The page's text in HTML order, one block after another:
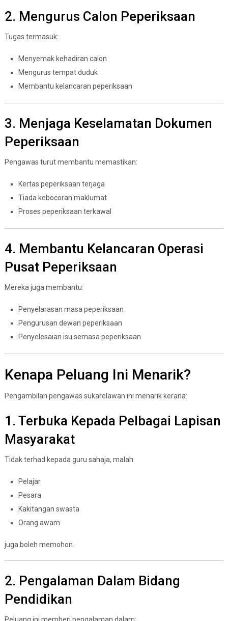
2. Mengurus Calon Peperiksaan
Tugas termasuk:
Menyemak kehadiran calon
Mengurus tempat duduk
Membantu kelancaran peperiksaan
3. Menjaga Keselamatan Dokumen
Peperiksaan
Pengawas turut membantu memastikan:
Kertas peperiksaan terjaga
Tiada kebocoran maklumat
Proses peperiksaan terkawal
4. Membantu Kelancaran Operasi
Pusat Peperiksaan
Mereka juga membantu:
Penyelarasan masa peperiksaan
Pengurusan dewan peperiksaan
Penyelesaian isu semasa peperiksaan
Kenapa Peluang Ini Menarik?
Pengambilan pengawas sukarelawan ini menarik kerana:
1. Terbuka Kepada Pelbagai Lapisan
Masyarakat
Tidak terhad kepada guru sahaja, malah:
Pelajar
Pesara
Kakitangan swasta
Orang awam
juga boleh memohon.
2. Pengalaman Dalam Bidang
Pendidikan
Peluang ini memberi pengalaman dalam: